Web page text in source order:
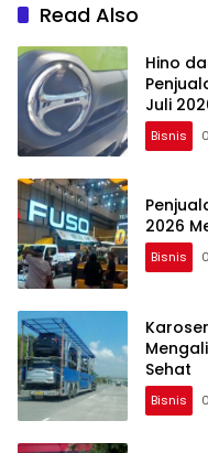
Read Also
Hino
Juli
Bisnis
2026
Bisnis
Sehat
Bisnis